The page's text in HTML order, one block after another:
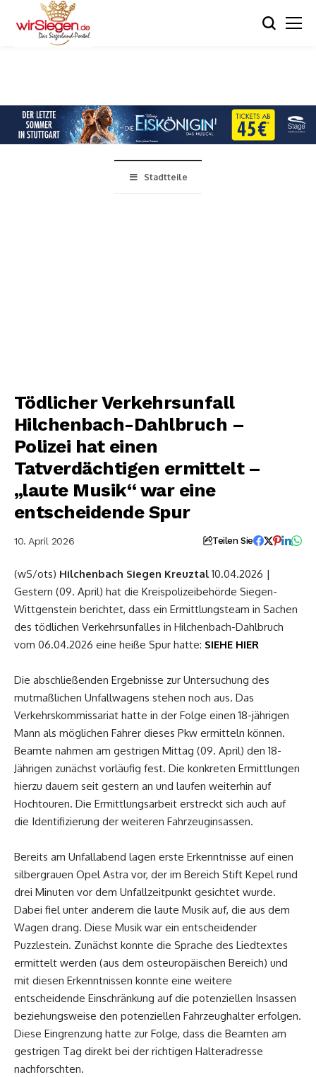
Stadtteile
Tödlicher Verkehrsunfall
Hilchenbach-Dahlbruch –
Polizei hat einen
Tatverdächtigen ermittelt –
„laute Musik“ war eine
entscheidende Spur
10. April 2026 Teilen Sie
(wS/ots) Hilchenbach Siegen Kreuztal 10.04.2026 |
Gestern (09. April) hat die Kreispolizeibehörde Siegen-
Wittgenstein berichtet, dass ein Ermittlungsteam in Sachen
des tödlichen Verkehrsunfalles in Hilchenbach-Dahlbruch
vom 06.04.2026 eine heiße Spur hatte: SIEHE HIER
Die abschließenden Ergebnisse zur Untersuchung des
mutmaßlichen Unfallwagens stehen noch aus. Das
Verkehrskommissariat hatte in der Folge einen 18-jährigen
Mann als möglichen Fahrer dieses Pkw ermitteln können.
Beamte nahmen am gestrigen Mittag (09. April) den 18-
Jährigen zunächst vorläufig fest. Die konkreten Ermittlungen
hierzu dauern seit gestern an und laufen weiterhin auf
Hochtouren. Die Ermittlungsarbeit erstreckt sich auch auf
die Identifizierung der weiteren Fahrzeuginsassen.
Bereits am Unfallabend lagen erste Erkenntnisse auf einen
silbergrauen Opel Astra vor, der im Bereich Stift Kepel rund
drei Minuten vor dem Unfallzeitpunkt gesichtet wurde.
Dabei fiel unter anderem die laute Musik auf, die aus dem
Wagen drang. Diese Musik war ein entscheidender
Puzzlestein. Zunächst konnte die Sprache des Liedtextes
ermittelt werden (aus dem osteuropäischen Bereich) und
mit diesen Erkenntnissen konnte eine weitere
entscheidende Einschränkung auf die potenziellen Insassen
beziehungsweise den potenziellen Fahrzeughalter erfolgen.
Diese Eingrenzung hatte zur Folge, dass die Beamten am
gestrigen Tag direkt bei der richtigen Halteradresse
nachforschten.